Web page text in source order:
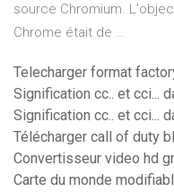
source Chromium.
Chrome était de …
Telecharger format
Signification cc.. et cci...
Signification cc.. et cci...
Télécharger call of duty
Convertisseur video hd
Carte du monde